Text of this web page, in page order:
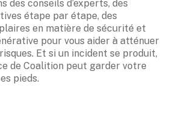
des conseils d’experts, des
étape par étape, des
en matière de sécurité et
pour vous aider à atténuer
Et si un incident se produit,
de Coalition peut garder votre
pieds.